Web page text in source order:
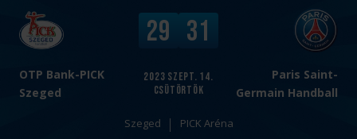
OTP Bank-PICK
Szeged
v
s
.
Paris Saint-
Germain Handball
2023 szept. 14.
csütörtök
V
é
e
r
e
29 31
Szeged PICK Aréna